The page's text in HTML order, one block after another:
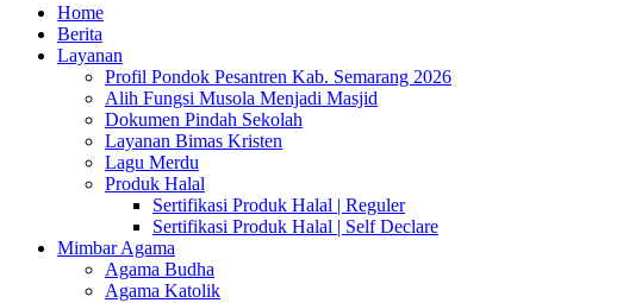
Home
Berita
Layanan
Profil Pondok Pesantren Kab. Semarang 2026
Alih Fungsi Musola Menjadi Masjid
Dokumen Pindah Sekolah
Layanan Bimas Kristen
Lagu Merdu
Produk Halal
Sertifikasi Produk Halal | Reguler
Sertifikasi Produk Halal | Self Declare
Mimbar Agama
Agama Budha
Agama Katolik